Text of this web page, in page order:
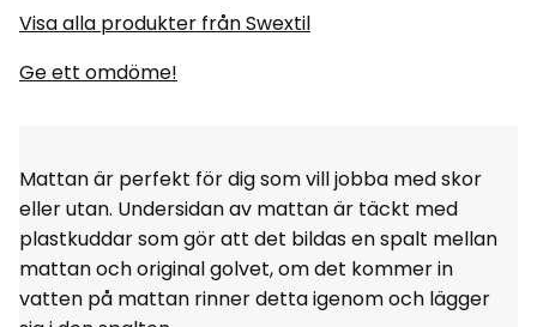
Visa alla produkter från Swextil
Ge ett omdöme!
Mattan är perfekt för dig som vill jobba med skor
eller utan. Undersidan av mattan är täckt med
plastkuddar som gör att det bildas en spalt mellan
mattan och original golvet, om det kommer in
vatten på mattan rinner detta igenom och lägger